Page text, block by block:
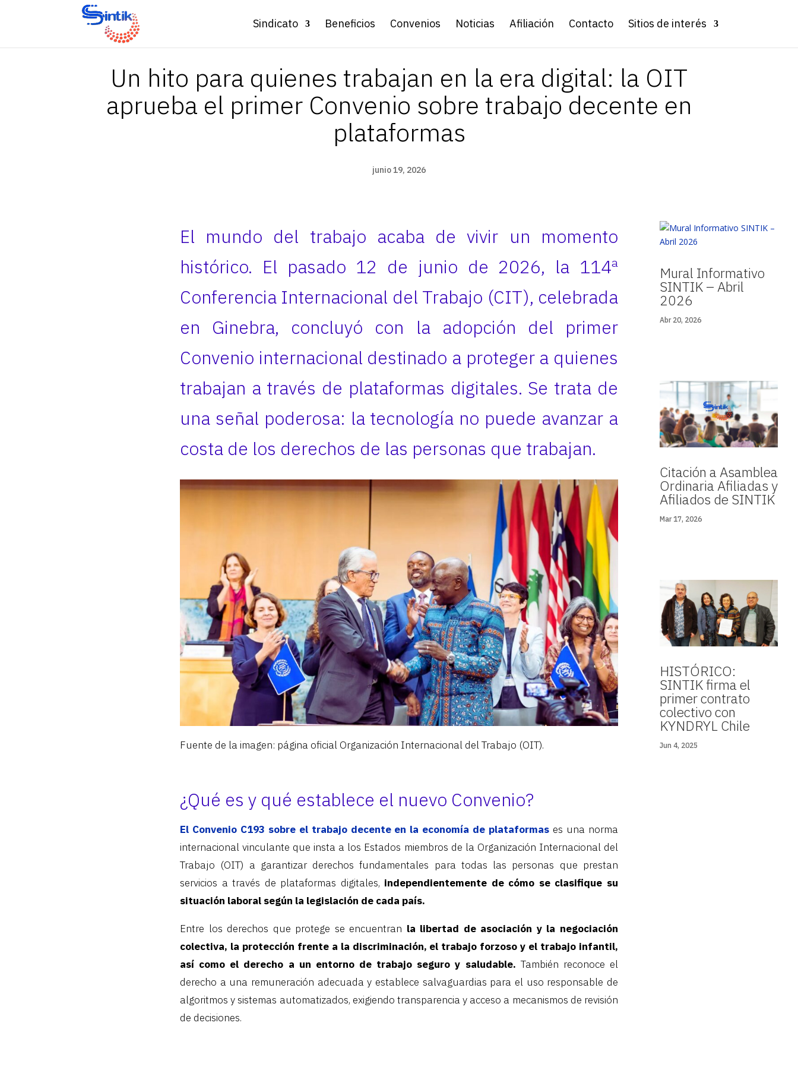
Sindicato Beneficios Convenios Noticias Afiliación Contacto Sitios de interés
Un hito para quienes trabajan en la era digital: la OIT
aprueba el primer Convenio sobre trabajo decente en
plataformas
junio 19, 2026
El mundo del trabajo acaba de vivir un momento
histórico. El pasado 12 de junio de 2026, la 114ª
Conferencia Internacional del Trabajo (CIT), celebrada
en Ginebra, concluyó con la adopción del primer
Convenio internacional destinado a proteger a quienes
trabajan a través de plataformas digitales. Se trata de
una señal poderosa: la tecnología no puede avanzar a
costa de los derechos de las personas que trabajan.
Fuente de la imagen: página oficial Organización Internacional del Trabajo (OIT).
¿Qué es y qué establece el nuevo Convenio?
El Convenio C193 sobre el trabajo decente en la economía de plataformas es una norma
internacional vinculante que insta a los Estados miembros de la Organización Internacional del
Trabajo (OIT) a garantizar derechos fundamentales para todas las personas que prestan
servicios a través de plataformas digitales, independientemente de cómo se clasifique su
situación laboral según la legislación de cada país.
Entre los derechos que protege se encuentran la libertad de asociación y la negociación
colectiva, la protección frente a la discriminación, el trabajo forzoso y el trabajo infantil,
así como el derecho a un entorno de trabajo seguro y saludable. También reconoce el
derecho a una remuneración adecuada y establece salvaguardias para el uso responsable de
algoritmos y sistemas automatizados, exigiendo transparencia y acceso a mecanismos de revisión
de decisiones.
Mural Informativo
SINTIK – Abril
2026
Abr 20, 2026
Citación a Asamblea
Ordinaria Afiliadas y
Afiliados de SINTIK
Mar 17, 2026
HISTÓRICO:
SINTIK firma el
primer contrato
colectivo con
KYNDRYL Chile
Jun 4, 2025